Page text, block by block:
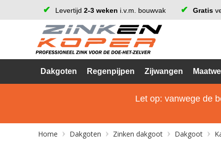
Levertijd 2-3 weken i.v.m. bouwvak Gratis
Dakgoten Regenpijpen Zijwangen
Let op: vanwege de
Home Dakgoten Zinken dakgoot Dakgoot